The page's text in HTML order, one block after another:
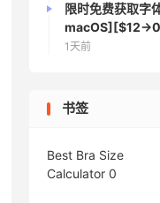
限时免费获取字
1天前
书签
Best Bra Size
Calculator 0